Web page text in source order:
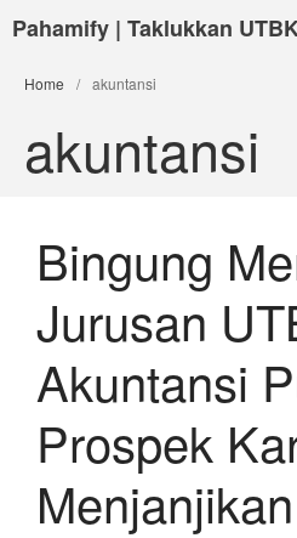
Pahamify | Taklukkan
Home / akuntansi
akuntansi
Bingung
Jurusan
Akuntansi
Prospek